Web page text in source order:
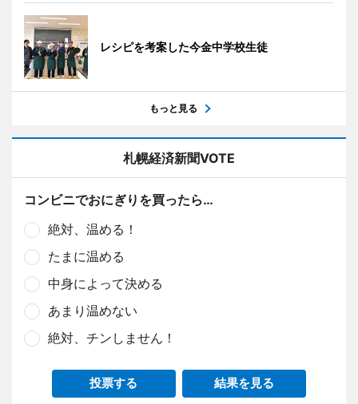
レシピを考案した今金中学校生徒
もっと見る
札幌経済新聞VOTE
コンビニでおにぎりを買ったら…
絶対、温める！
たまに温める
中身によって決める
あまり温めない
絶対、チンしません！
投票する 結果を見る